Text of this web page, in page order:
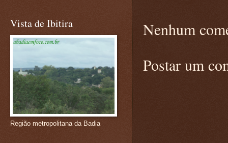
Nenhum
Postar um
Vista de Ibitira
Região metropolitana da Badia